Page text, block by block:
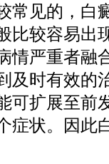
见的，白
比较容易出
情严重者融
及时有效的
可扩展至前
症状。因此